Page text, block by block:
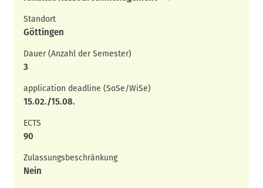
Standort
Göttingen
Dauer (Anzahl der Semester)
3
application deadline (SoSe/WiSe)
15.02./15.08.
ECTS
90
Zulassungsbeschränkung
Nein